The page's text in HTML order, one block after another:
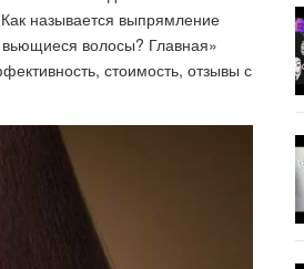
называется выпрямление
волосы? Главная»
стоимость, отзывы с